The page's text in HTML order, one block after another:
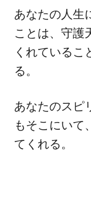
あなたの人生
ことは、守護
くれているこ
る。
あなたのスピ
もそこにいて
てくれる。